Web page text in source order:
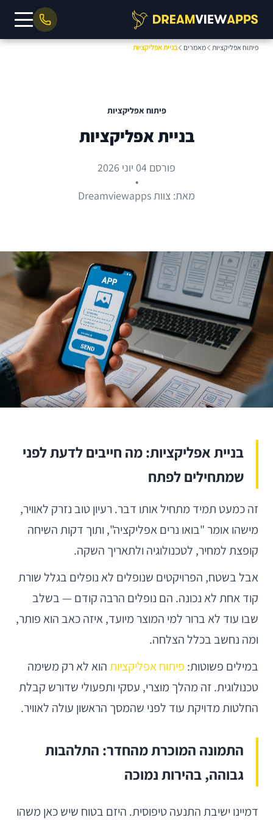
פיתוח אפליקציות מאמרים בניית אפליקציות
פיתוח אפליקציות
בניית אפליקציות
פורסם 04 יוני 2026
•
מאת: צוות Dreamviewapps
בניית אפליקציות: מה חייבים לדעת לפני
שמתחילים לפתח
זה כמעט תמיד מתחיל אותו דבר. רעיון טוב נזרק לאוויר,
מישהו אומר "בואו נרים אפליקציה", ותוך דקות השיחה
קופצת למחיר, לטכנולוגיה ולתאריך השקה.
אבל בשטח, הפרויקטים שנופלים לא נופלים בגלל שורת
קוד אחת לא נכונה. הם נופלים הרבה קודם — בשלב
שבו עוד לא ברור למי המוצר מיועד, איזה כאב הוא פותר,
ומה נחשב בכלל הצלחה.
במילים פשוטות: פיתוח אפליקציותהוא לא רק משימה
טכנולוגית. זה מהלך מוצרי, עסקי ותפעולי שדורש קבלת
החלטות מדויקת עוד לפני שהמסך הראשון עולה לאוויר.
התמונה המוכרת מהחדר: התלהבות
גבוהה, בהירות נמוכה
דמיינו ישיבת התנעה טיפוסית. היזם בטוח שיש כאן משהו